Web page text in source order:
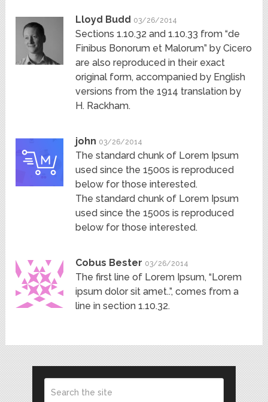
Lloyd Budd 03/26/2014
Sections 1.10.32 and 1.10.33 from “de
Finibus Bonorum et Malorum” by Cicero
are also reproduced in their exact
original form, accompanied by English
versions from the 1914 translation by
H. Rackham.
john 03/26/2014
The standard chunk of Lorem Ipsum
used since the 1500s is reproduced
below for those interested.
The standard chunk of Lorem Ipsum
used since the 1500s is reproduced
below for those interested.
Cobus Bester 03/26/2014
The first line of Lorem Ipsum, “Lorem
ipsum dolor sit amet..”, comes from a
line in section 1.10.32.